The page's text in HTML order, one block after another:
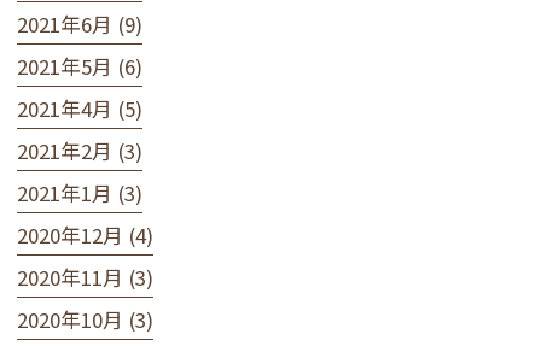
2021年6月 (9)
2021年5月 (6)
2021年4月 (5)
2021年2月 (3)
2021年1月 (3)
2020年12月 (4)
2020年11月 (3)
2020年10月 (3)